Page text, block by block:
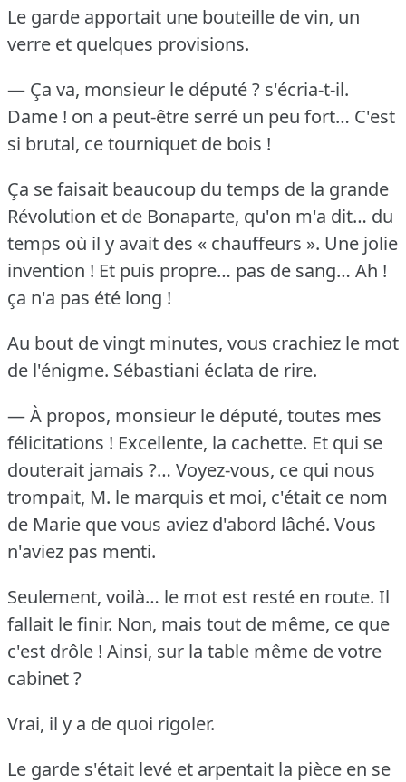
Le garde apportait une bouteille de vin, un
verre et quelques provisions.
— Ça va, monsieur le député ? s'écria-t-il.
Dame ! on a peut-être serré un peu fort… C'est
si brutal, ce tourniquet de bois !
Ça se faisait beaucoup du temps de la grande
Révolution et de Bonaparte, qu'on m'a dit… du
temps où il y avait des « chauffeurs ». Une jolie
invention ! Et puis propre… pas de sang… Ah !
ça n'a pas été long !
Au bout de vingt minutes, vous crachiez le mot
de l'énigme. Sébastiani éclata de rire.
— À propos, monsieur le député, toutes mes
félicitations ! Excellente, la cachette. Et qui se
douterait jamais ?… Voyez-vous, ce qui nous
trompait, M. le marquis et moi, c'était ce nom
de Marie que vous aviez d'abord lâché. Vous
n'aviez pas menti.
Seulement, voilà… le mot est resté en route. Il
fallait le finir. Non, mais tout de même, ce que
c'est drôle ! Ainsi, sur la table même de votre
cabinet ?
Vrai, il y a de quoi rigoler.
Le garde s'était levé et arpentait la pièce en se